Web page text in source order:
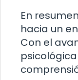
En
hacia un
Con el